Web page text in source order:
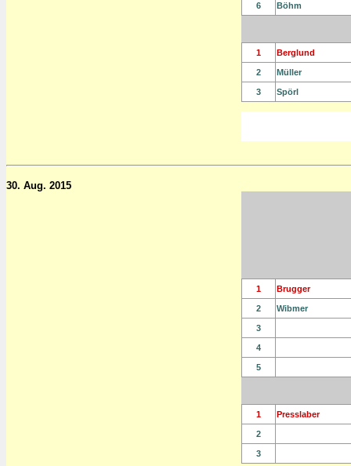
6 Böhm
1 Berglund
2 Müller
3 Spörl
30. Aug. 2015
1 Brugger
2 Wibmer
3
4
5
1 Presslaber
2
3